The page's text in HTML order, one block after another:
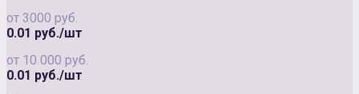
от 3000 руб.
0.01 руб./шт
от 10 000 руб.
0.01 руб./шт